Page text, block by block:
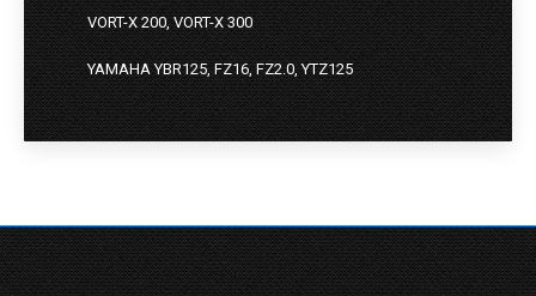
VORT-X 200, VORT-X 300
YAMAHA YBR125, FZ16, FZ2.0, YTZ125